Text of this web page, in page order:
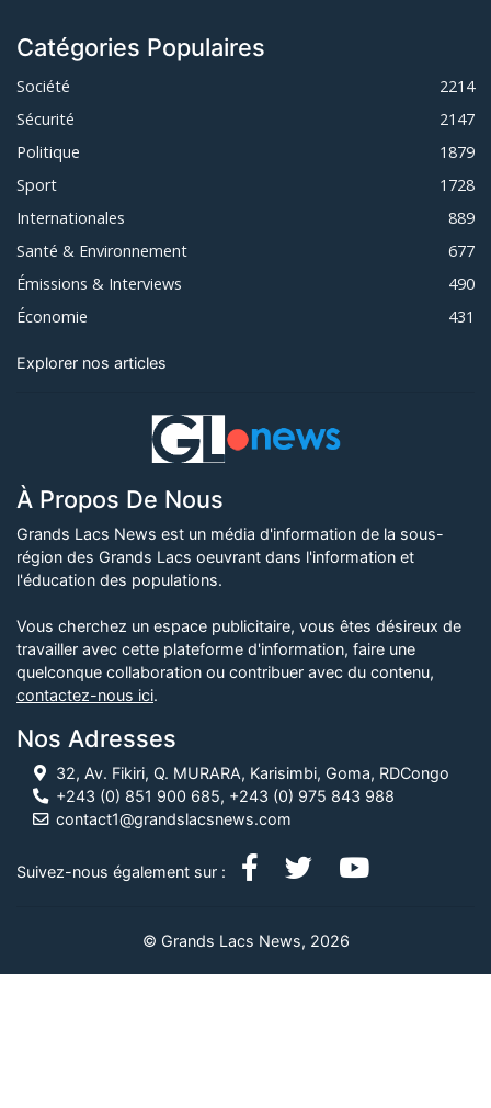
Catégories Populaires
Société
2214
Sécurité
2147
Politique
1879
Sport
1728
Internationales
889
Santé & Environnement
677
Émissions & Interviews
490
Économie
431
Explorer nos articles
À Propos De Nous
Grands Lacs News est un média d'information de la sous-
région des Grands Lacs oeuvrant dans l'information et
l'éducation des populations.
Vous cherchez un espace publicitaire, vous êtes désireux de
travailler avec cette plateforme d'information, faire une
quelconque collaboration ou contribuer avec du contenu,
contactez-nous ici.
Nos Adresses
32, Av. Fikiri, Q. MURARA, Karisimbi, Goma, RDCongo
+243 (0) 851 900 685, +243 (0) 975 843 988
contact1@grandslacsnews.com
Suivez-nous également sur :
© Grands Lacs News, 2026